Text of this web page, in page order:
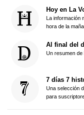
Hoy en La
La información
hora de la
Al final del
Un resumen
7 días 7
Una selección
para